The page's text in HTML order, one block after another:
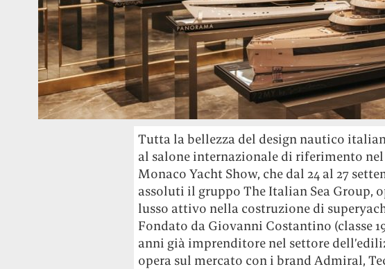
Tutta la bellezza del design nautico
al salone internazionale di riferimento
Monaco Yacht Show, che dal 24 al 27
assoluti il gruppo The Italian Sea Group,
lusso attivo nella costruzione di
Fondato da Giovanni Costantino (classe
anni già imprenditore nel settore
opera sul mercato con i brand Admiral,